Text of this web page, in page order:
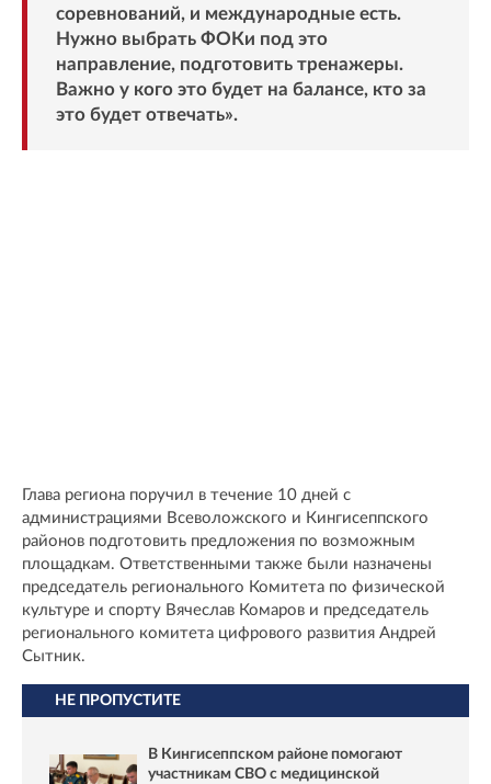
соревнований, и международные есть.
Нужно выбрать ФОКи под это
направление, подготовить тренажеры.
Важно у кого это будет на балансе, кто за
это будет отвечать».
Глава региона поручил в течение 10 дней с
администрациями Всеволожского и Кингисеппского
районов подготовить предложения по возможным
площадкам. Ответственными также были назначены
председатель регионального Комитета по физической
культуре и спорту Вячеслав Комаров и председатель
регионального комитета цифрового развития Андрей
Сытник.
НЕ ПРОПУСТИТЕ
В Кингисеппском районе помогают
участникам СВО с медицинской